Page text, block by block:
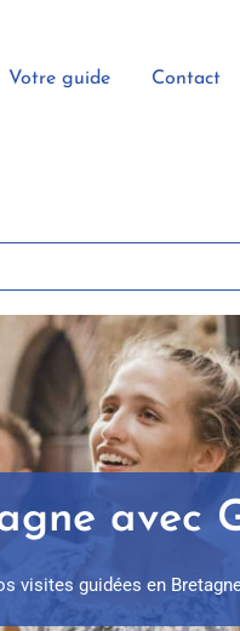
Votre guide Contact
avec
visites guidées en